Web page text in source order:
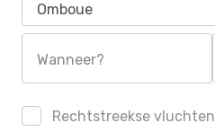
Omboue
Wanneer?
Rechtstreekse vluchten